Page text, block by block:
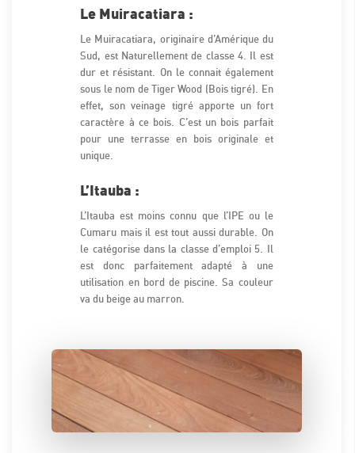
Le Muiracatiara :
Le Muiracatiara, originaire d’Amérique du
Sud, est Naturellement de classe 4. Il est
dur et résistant. On le connait également
sous le nom de Tiger Wood (Bois tigré). En
effet, son veinage tigré apporte un fort
caractère à ce bois. C’est un bois parfait
pour une terrasse en bois originale et
unique.
L’Itauba :
L’Itauba est moins connu que l’IPE ou le
Cumaru mais il est tout aussi durable. On
le catégorise dans la classe d’emploi 5. Il
est donc parfaitement adapté à une
utilisation en bord de piscine. Sa couleur
va du beige au marron.